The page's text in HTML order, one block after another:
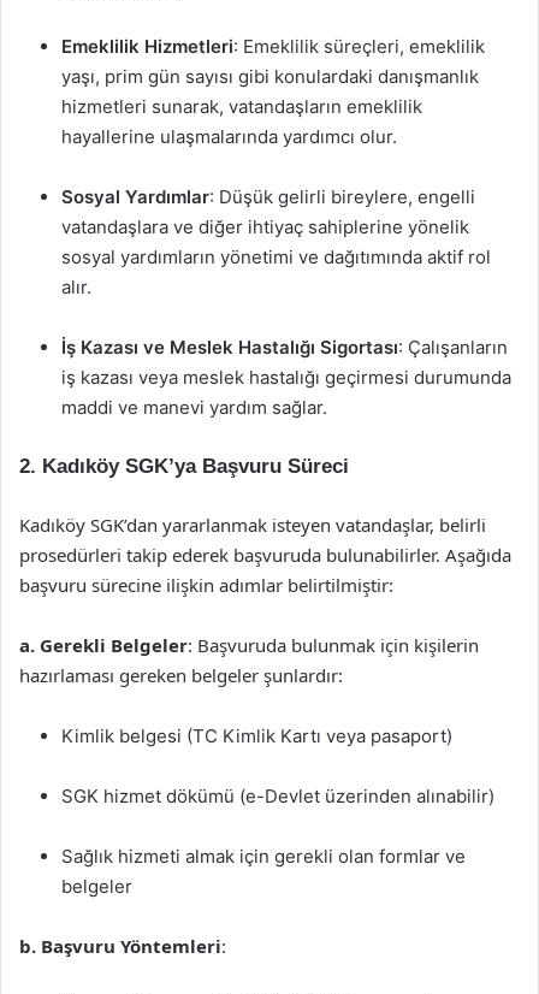
Emeklilik Hizmetleri: Emeklilik süreçleri, emeklilik
yaşı, prim gün sayısı gibi konulardaki danışmanlık
hizmetleri sunarak, vatandaşların emeklilik
hayallerine ulaşmalarında yardımcı olur.
Sosyal Yardımlar: Düşük gelirli bireylere, engelli
vatandaşlara ve diğer ihtiyaç sahiplerine yönelik
sosyal yardımların yönetimi ve dağıtımında aktif rol
alır.
İş Kazası ve Meslek Hastalığı Sigortası: Çalışanların
iş kazası veya meslek hastalığı geçirmesi durumunda
maddi ve manevi yardım sağlar.
2. Kadıköy SGK’ya Başvuru Süreci
Kadıköy SGK’dan yararlanmak isteyen vatandaşlar, belirli
prosedürleri takip ederek başvuruda bulunabilirler. Aşağıda
başvuru sürecine ilişkin adımlar belirtilmiştir:
a. Gerekli Belgeler: Başvuruda bulunmak için kişilerin
hazırlaması gereken belgeler şunlardır:
Kimlik belgesi (TC Kimlik Kartı veya pasaport)
SGK hizmet dökümü (e-Devlet üzerinden alınabilir)
Sağlık hizmeti almak için gerekli olan formlar ve
belgeler
b. Başvuru Yöntemleri: